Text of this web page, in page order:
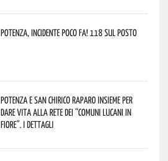
Potenza, incidente poco fa! 118 sul posto
Potenza e San Chirico Raparo insieme per
dare vita alla rete dei “Comuni Lucani in
Fiore”. I dettagli